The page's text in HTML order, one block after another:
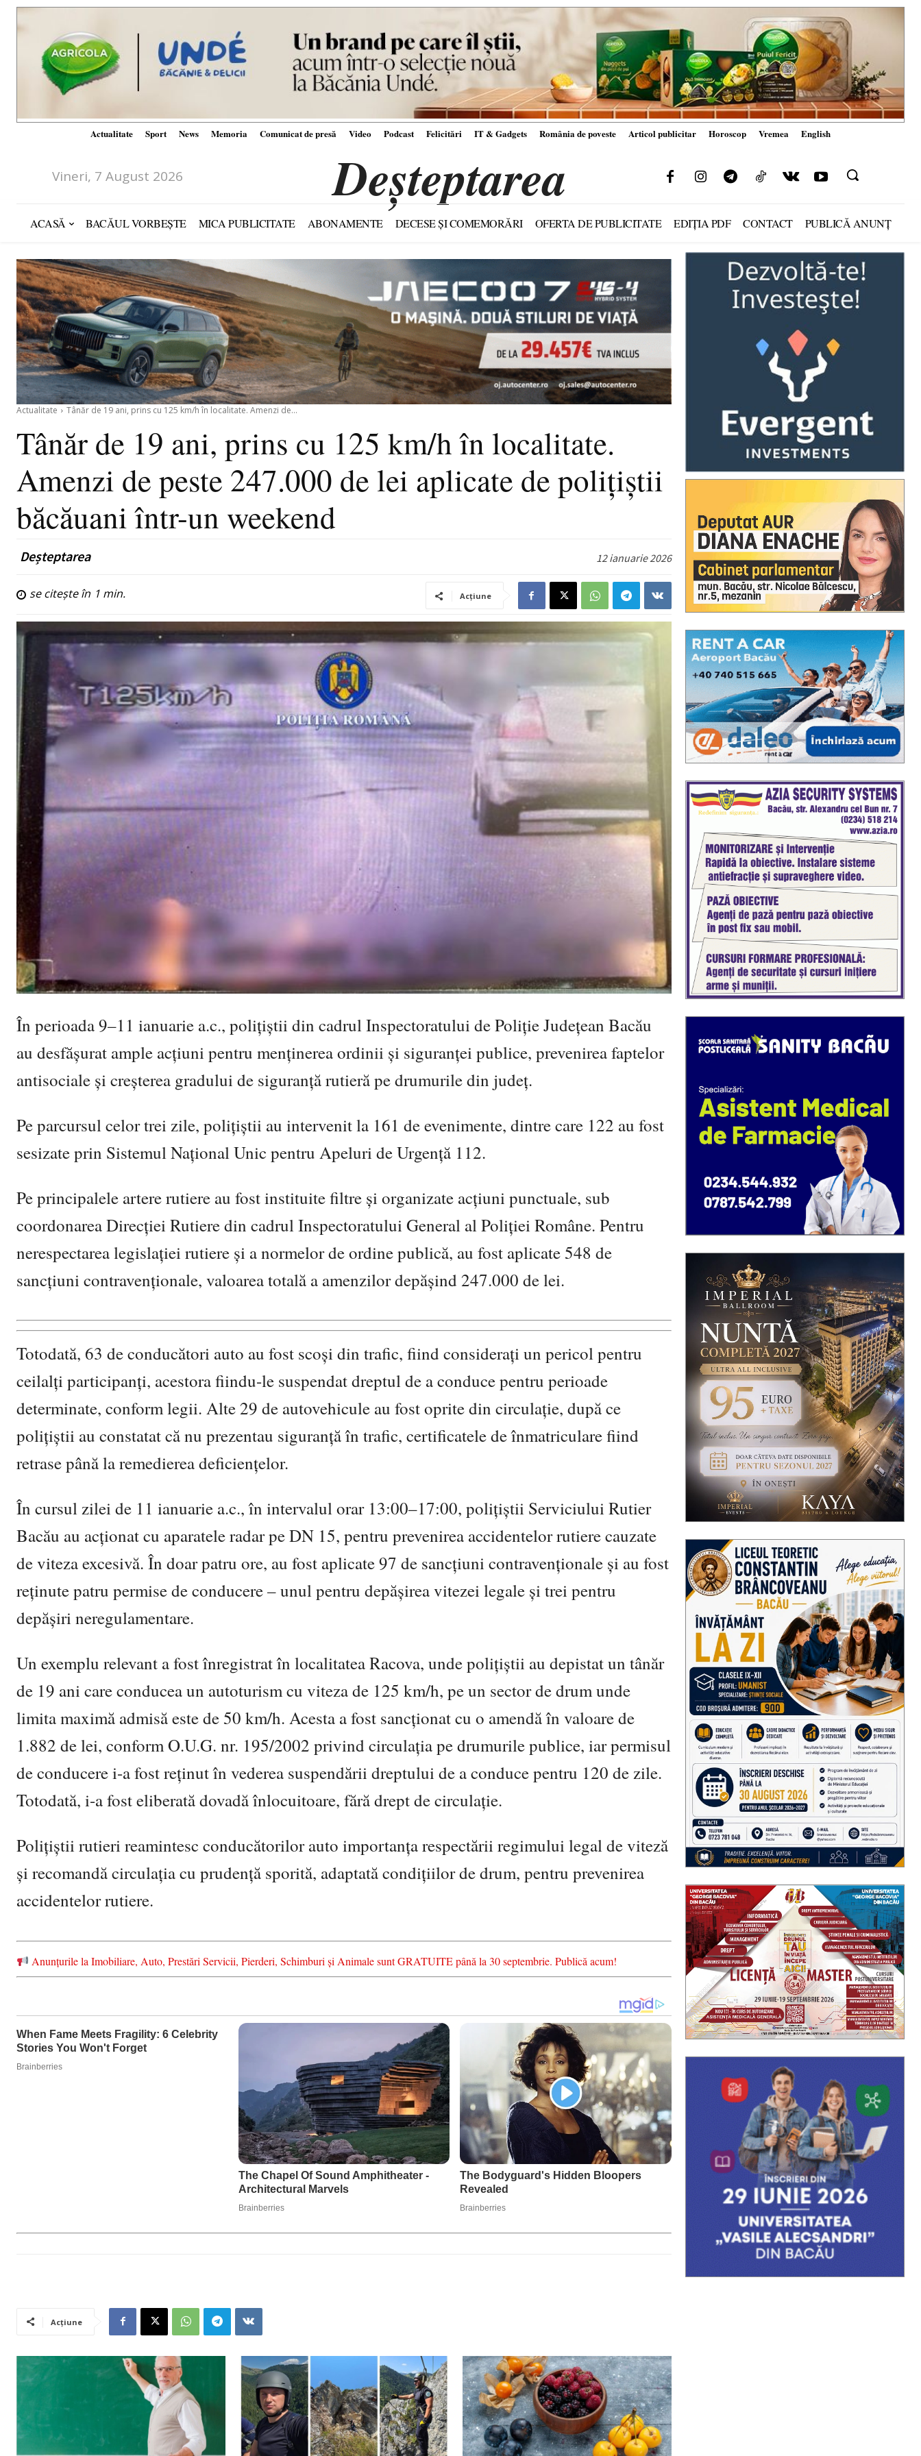
Actualitate Sport News Memoria Comunicat de presă Video Podcast Felicitări IT & Gadgets România de poveste Articol publicitar Horoscop Vremea English
Vineri, 7 August 2026 Deșteptarea
ACASĂ BACĂUL VORBEȘTE MICA PUBLICITATE ABONAMENTE DECESE ȘI COMEMORĂRI OFERTA DE PUBLICITATE EDIȚIA PDF CONTACT PUBLICĂ ANUNȚ
Actualitate Tânăr de 19 ani, prins cu 125 km/h în localitate. Amenzi de...
Tânăr de 19 ani, prins cu 125 km/h în localitate.
Amenzi de peste 247.000 de lei aplicate de polițiștii
băcăuani într-un weekend
Deșteptarea 12 ianuarie 2026
se citește în 1 min. Acțiune
În perioada 9–11 ianuarie a.c., polițiștii din cadrul Inspectoratului de Poliție Județean Bacău
au desfășurat ample acțiuni pentru menținerea ordinii și siguranței publice, prevenirea faptelor
antisociale și creșterea gradului de siguranță rutieră pe drumurile din județ.
Pe parcursul celor trei zile, polițiștii au intervenit la 161 de evenimente, dintre care 122 au fost
sesizate prin Sistemul Național Unic pentru Apeluri de Urgență 112.
Pe principalele artere rutiere au fost instituite filtre și organizate acțiuni punctuale, sub
coordonarea Direcției Rutiere din cadrul Inspectoratului General al Poliției Române. Pentru
nerespectarea legislației rutiere și a normelor de ordine publică, au fost aplicate 548 de
sancțiuni contravenționale, valoarea totală a amenzilor depășind 247.000 de lei.
Totodată, 63 de conducători auto au fost scoși din trafic, fiind considerați un pericol pentru
ceilalți participanți, acestora fiindu-le suspendat dreptul de a conduce pentru perioade
determinate, conform legii. Alte 29 de autovehicule au fost oprite din circulație, după ce
polițiștii au constatat că nu prezentau siguranță în trafic, certificatele de înmatriculare fiind
retrase până la remedierea deficiențelor.
În cursul zilei de 11 ianuarie a.c., în intervalul orar 13:00–17:00, polițiștii Serviciului Rutier
Bacău au acționat cu aparatele radar pe DN 15, pentru prevenirea accidentelor rutiere cauzate
de viteza excesivă. În doar patru ore, au fost aplicate 97 de sancțiuni contravenționale și au fost
reținute patru permise de conducere – unul pentru depășirea vitezei legale și trei pentru
depășiri neregulamentare.
Un exemplu relevant a fost înregistrat în localitatea Racova, unde polițiștii au depistat un tânăr
de 19 ani care conducea un autoturism cu viteza de 125 km/h, pe un sector de drum unde
limita maximă admisă este de 50 km/h. Acesta a fost sancționat cu o amendă în valoare de
1.882 de lei, conform O.U.G. nr. 195/2002 privind circulația pe drumurile publice, iar permisul
de conducere i-a fost reținut în vederea suspendării dreptului de a conduce pentru 120 de zile.
Totodată, i-a fost eliberată dovadă înlocuitoare, fără drept de circulație.
Polițiștii rutieri reamintesc conducătorilor auto importanța respectării regimului legal de viteză
și recomandă circulația cu prudență sporită, adaptată condițiilor de drum, pentru prevenirea
accidentelor rutiere.
Anunțurile la Imobiliare, Auto, Prestări Servicii, Pierderi, Schimburi și Animale sunt GRATUITE până la 30 septembrie. Publică acum!
Acțiune